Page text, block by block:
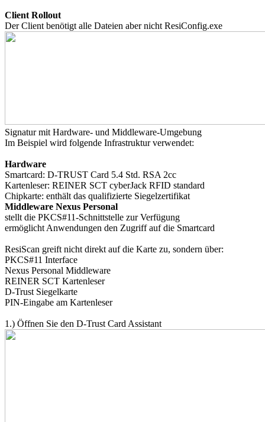
Client Rollout
Der Client benötigt alle Dateien aber nicht ResiConfig.exe
Signatur mit Hardware- und Middleware-Umgebung
Im Beispiel wird folgende Infrastruktur verwendet:
Hardware
Smartcard: D-TRUST Card 5.4 Std. RSA 2cc
Kartenleser: REINER SCT cyberJack RFID standard
Chipkarte: enthält das qualifizierte Siegelzertifikat
Middleware Nexus Personal
stellt die PKCS#11-Schnittstelle zur Verfügung
ermöglicht Anwendungen den Zugriff auf die Smartcard
ResiScan greift nicht direkt auf die Karte zu, sondern über:
PKCS#11 Interface
Nexus Personal Middleware
REINER SCT Kartenleser
D-Trust Siegelkarte
PIN-Eingabe am Kartenleser
1.) Öffnen Sie den D-Trust Card Assistant